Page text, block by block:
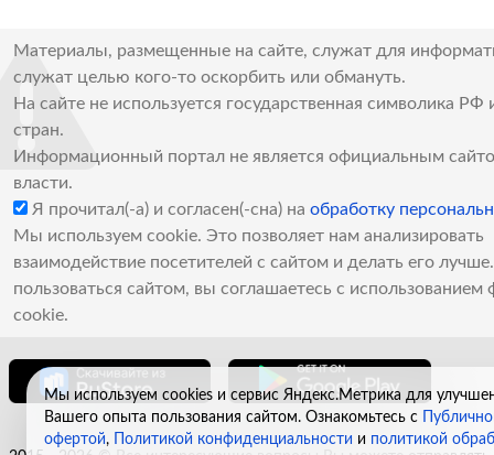
Материалы, размещенные на сайте, служат для
служат целью кого-то оскорбить или обмануть.
На сайте не используется государственная символика РФ
стран.
Информационный портал не является официальным
власти.
Я прочитал(-а) и согласен(-сна) на обработку
Мы используем cookie. Это позволяет нам анализировать
взаимодействие посетителей с сайтом и делать его
пользоваться сайтом, вы соглашаетесь с использованием
cookie.
Мы используем cookies и сервис Яндекс.Метрика для
Вашего опыта пользования сайтом. Ознакомьтесь с
офертой, Политикой конфиденциальности и политикой